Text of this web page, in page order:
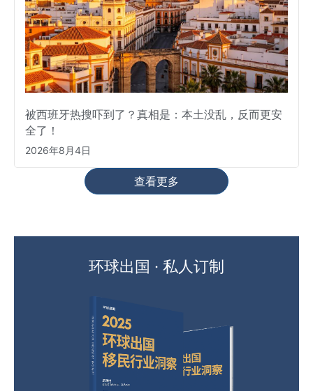
被西班牙热搜吓到了？真相是：本土没乱，反而更安
全了！
2026年8月4日
查看更多
环球出国 · 私人订制